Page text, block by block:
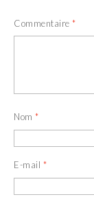
Commentaire *
Nom *
E-mail *